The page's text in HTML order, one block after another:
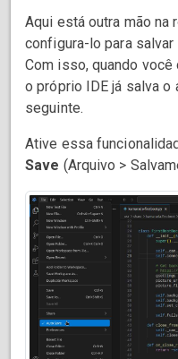
Aqui está outra mão na
configura-lo para
Com isso, quando
o próprio IDE já salva
seguinte.
Ative essa
Save (Arquivo >